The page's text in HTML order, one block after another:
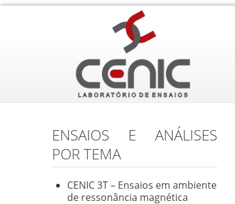
ENSAIOS E ANÁLISES
POR TEMA
CENIC 3T – Ensaios em ambiente
de ressonância magnética